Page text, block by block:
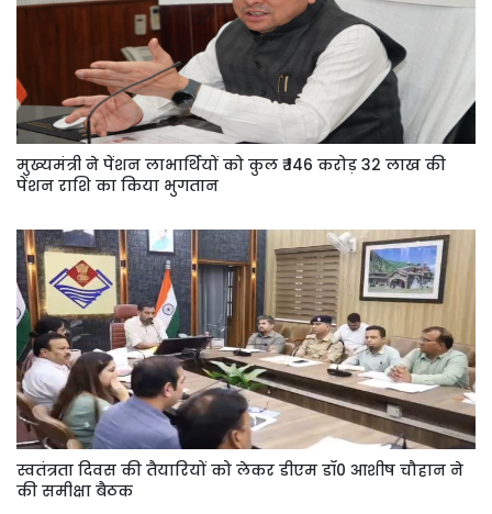
मुख्यमंत्री ने पेंशन लाभार्थियों को कुल ₹ 146 करोड़ 32 लाख की
पेंशन राशि का किया भुगतान
स्वतंत्रता दिवस की तैयारियों को लेकर डीएम डॉ0 आशीष चौहान ने
की समीक्षा बैठक